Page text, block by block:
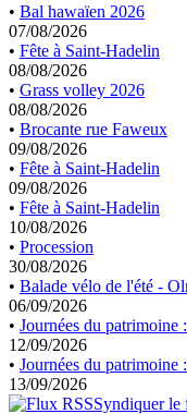
• Bal hawaïen 2026
07/08/2026
• Fête à Saint-Hadelin
08/08/2026
• Grass volley 2026
08/08/2026
• Brocante rue Faweux
09/08/2026
• Fête à Saint-Hadelin
09/08/2026
• Fête à Saint-Hadelin
10/08/2026
• Procession
30/08/2026
• Balade vélo de l'été -
06/09/2026
• Journées du patrimoine
12/09/2026
• Journées du patrimoine
13/09/2026
Syndiquer le